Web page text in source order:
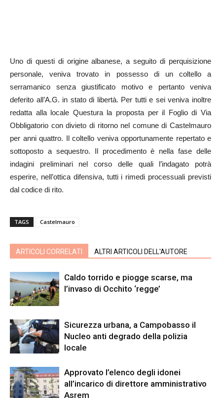
Uno di questi di origine albanese, a seguito di perquisizione
personale, veniva trovato in possesso di un coltello a
serramanico senza giustificato motivo e pertanto veniva
deferito all’A.G. in stato di libertà. Per tutti e sei veniva inoltre
redatta alla locale Questura la proposta per il Foglio di Via
Obbligatorio con divieto di ritorno nel comune di Castelmauro
per anni quattro. Il coltello veniva opportunamente repertato e
sottoposto a sequestro. Il procedimento è nella fase delle
indagini preliminari nel corso delle quali l’indagato potrà
esperire, nell’ottica difensiva, tutti i rimedi processuali previsti
dal codice di rito.
TAGS Castelmauro
ARTICOLI CORRELATI ALTRI ARTICOLI DELL'AUTORE
Caldo torrido e piogge scarse, ma
l’invaso di Occhito ‘regge’
Sicurezza urbana, a Campobasso il
Nucleo anti degrado della polizia
locale
Approvato l’elenco degli idonei
all’incarico di direttore amministrativo
Asrem